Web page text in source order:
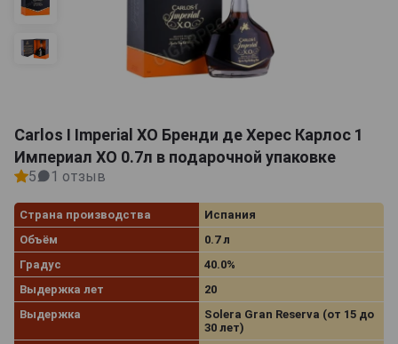
Carlos I Imperial XO Бренди де Херес Карлос 1
Империал ХО 0.7л в подарочной упаковке
5 1 отзыв
Страна производства
Испания
Объём
0.7 л
Градус
40.0%
Выдержка лет
20
Выдержка
Solera Gran Reserva (от 15 до
30 лет)